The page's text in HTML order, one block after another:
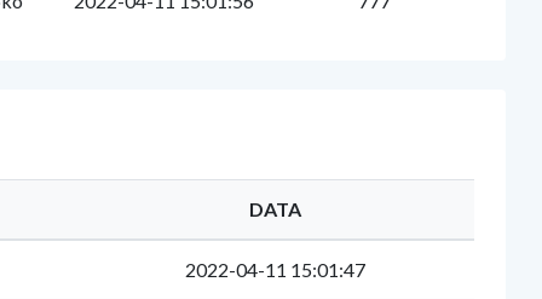
DATA
2022-04-11 15:01:47